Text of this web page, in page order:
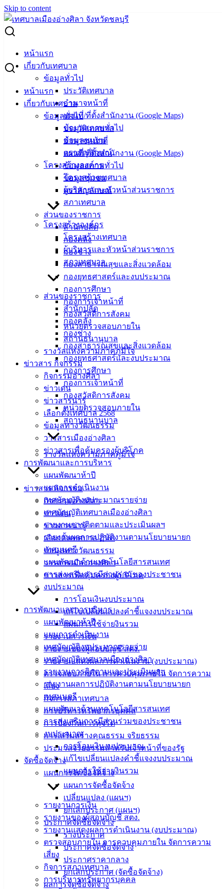
Skip to content
หน้าแรก
เกี่ยวกับเทศบาล
ข้อมูลทั่วไป
ประวัติเทศบาล
อำนาจหน้าที่
แผนที่/ที่ตั้งสำนักงาน (Google Maps)
ข้อมูลสภาพทั่วไป
ข้อมูลชุมชน
ตราสัญลักษณ์
โครงสร้างองค์กร
โครงสร้างเทศบาล
ผู้บริหารและหัวหน้าส่วนราชการ
สภาเทศบาล
ส่วนของราชการ
สำนักปลัด
กองคลัง
กองช่าง
กองสาธารณสุขและสิ่งแวดล้อม
กองยุทธศาสตร์และงบประมาณ
กองการศึกษา
กองการเจ้าหน้าที่
กองสวัสดิการสังคม
หน่วยตรวจสอบภายใน
สถานธนานุบาล
รางวัลแห่งความภาคภูมิใจ
ข่าวสาร กิจกรรม
กิจกรรมอ่างศิลา
ข่าวเด่น
ข่าวสารน่ารู้
เลือกตั้งเทศบาล 2568
ข้อมูลทางวัฒนธรรม
วารสารเมืองอ่างศิลา
ข่าวสารเพื่อคุ้มครองผู้บริโภค
การพัฒนาและการบริหาร
แผนพัฒนาห้าปี
แผนการดำเนินงาน
เทศบัญญัติงบประมาณรายจ่าย
เทศบัญญัติเทศบาลเมืองอ่างศิลา
รายงานการติดตามและประเมินผลฯ
รายงานผลการปฏิบัติงานตามนโยบายนายก
เทศมนตรี
แผนพัฒนาด้านเทคโนโลยีสารสนเทศ
การส่งเสริมการมีส่วนร่วมของประชาชน
งบประมาณ
การโอนเงินงบประมาณ
แก้ไขเปลี่ยนแปลงคำชี้แจงงบประมาณ
แผนการใช้จ่ายงินรวม
รายงานการเงิน
รายงานของผู้สอบบัญชี สตง.
รายงานแสดงผลการดำเนินงาน (งบประมาณ)
ตรวจสอบภายใน การควบคุมภายใน จัดการความ
เสี่ยง
กิจการสภาเทศบาล
การบริหารทรัพยากรบุคคล
การป้องกันการทุจริต
การเสริมสร้างคุณธรรม จริยธรรม
ประมวลจริยธรรมสำหรับเจ้าหน้าที่ของรัฐ
จัดซื้อจัดจ้าง
แผนการจัดซื้อจัดจ้าง
แผนการจัดซื้อจัดจ้าง
เปลี่ยนแปลง (แผนฯ)
ยกเลิกประกาศ (แผนฯ)
ประกาศจัดซื้อจัดจ้าง
ร่างประกาศ
ประกาศจัดซื้อจัดจ้าง
ประกาศราคากลาง
ยกเลิกประกาศ (จัดซื้อจัดจ้าง)
ผลการจัดซื้อจัดจ้าง
หน้าแรก
เกี่ยวกับเทศบาล
ข้อมูลทั่วไป
ประวัติเทศบาล
อำนาจหน้าที่
แผนที่/ที่ตั้งสำนักงาน (Google Maps)
ข้อมูลสภาพทั่วไป
ข้อมูลชุมชน
ตราสัญลักษณ์
โครงสร้างองค์กร
โครงสร้างเทศบาล
ผู้บริหารและหัวหน้าส่วนราชการ
สภาเทศบาล
ส่วนของราชการ
สำนักปลัด
กองคลัง
กองช่าง
กองสาธารณสุขและสิ่งแวดล้อม
กองยุทธศาสตร์และงบประมาณ
กองการศึกษา
กองการเจ้าหน้าที่
กองสวัสดิการสังคม
หน่วยตรวจสอบภายใน
สถานธนานุบาล
รางวัลแห่งความภาคภูมิใจ
ข่าวสาร กิจกรรม
กิจกรรมอ่างศิลา
ข่าวเด่น
ข่าวสารน่ารู้
เลือกตั้งเทศบาล 2568
ข้อมูลทางวัฒนธรรม
วารสารเมืองอ่างศิลา
ข่าวสารเพื่อคุ้มครองผู้บริโภค
การพัฒนาและการบริหาร
แผนพัฒนาห้าปี
แผนการดำเนินงาน
เทศบัญญัติงบประมาณรายจ่าย
เทศบัญญัติเทศบาลเมืองอ่างศิลา
รายงานการติดตามและประเมินผลฯ
รายงานผลการปฏิบัติงานตามนโยบายนายก
เทศมนตรี
แผนพัฒนาด้านเทคโนโลยีสารสนเทศ
การส่งเสริมการมีส่วนร่วมของประชาชน
งบประมาณ
การโอนเงินงบประมาณ
แก้ไขเปลี่ยนแปลงคำชี้แจงงบประมาณ
แผนการใช้จ่ายงินรวม
รายงานการเงิน
รายงานของผู้สอบบัญชี สตง.
รายงานแสดงผลการดำเนินงาน (งบประมาณ)
ตรวจสอบภายใน การควบคุมภายใน จัดการความ
เสี่ยง
กิจการสภาเทศบาล
การบริหารทรัพยากรบุคคล
Search for:
ขอเชิญชวนประชาชนในเขตพื้นที่เทศบาลเมืองอ่างศิลา นำสุนัข
และแมวของท่านมารับบริการฉีดวัคซีนป้องกันโรคพิษสุนัขบ้า
ขอเชิญชวนประชาชนในเขตพื้นที่เทศบาล
เมืองอ่างศิลา นำสุนัขและแมวของท่านมา
รับบริการฉีดวัคซีนป้องกันโรคพิษสุนัขบ้า
เมษายน 10, 2024เมษายน 10, 2024
vichakarn
ข่าวสารน่ารู้
สำนักงาน
เทศบาลเมือง
อ่างศิลา 90/338
ม.3 ต.เสม็ด
อ.เมือง จ.ชลบุรี
038-
142-100-104
บริการ
ประชาชน
ดาวน์โหลด
ฟอร์ม,
เอกสาร
สำหรับ
ประชาชน/
คู่มือการ
ปฏิบัติ
งาน
ข่าวสาร
น่ารู้
ศุนย์
ข้อมูล
ข่าวสาร
อิเล็กทรอนิกส์
องค์
ความรู้
(Knowledge
Management)
สายตรง
นายก
ประวัติ
เทศบาล
ผู้บริหาร
และ